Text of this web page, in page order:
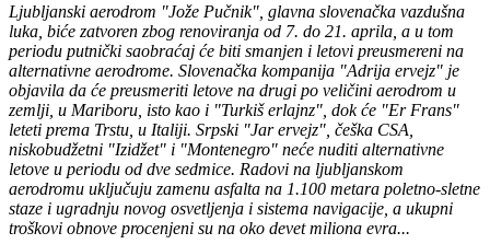
Ljubljanski aerodrom "Jože Pučnik", glavna slovenačka vazdušna
luka, biće zatvoren zbog renoviranja od 7. do 21. aprila, a u tom
periodu putnički saobraćaj će biti smanjen i letovi preusmereni na
alternativne aerodrome. Slovenačka kompanija "Adrija ervejz" je
objavila da će preusmeriti letove na drugi po veličini aerodrom u
zemlji, u Mariboru, isto kao i "Turkiš erlajnz", dok će "Er Frans"
leteti prema Trstu, u Italiji. Srpski "Jar ervejz", češka CSA,
niskobudžetni "Izidžet" i "Montenegro" neće nuditi alternativne
letove u periodu od dve sedmice. Radovi na ljubljanskom
aerodromu uključuju zamenu asfalta na 1.100 metara poletno-sletne
staze i ugradnju novog osvetljenja i sistema navigacije, a ukupni
troškovi obnove procenjeni su na oko devet miliona evra...